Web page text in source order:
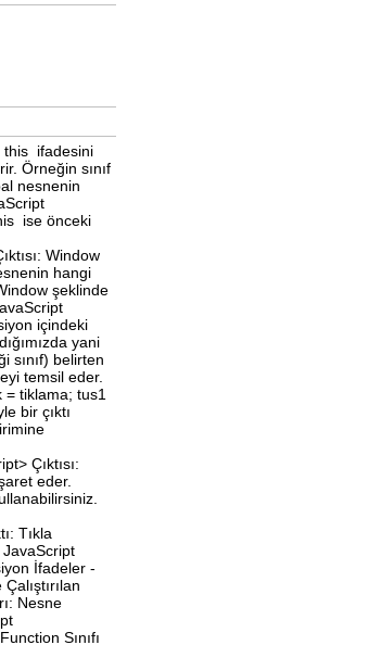
this ifadesini
Örneğin sınıf
nesnenin
ise önceki
Window
hangi
şeklinde
içindeki
yani
sınıf) belirten
temsil eder.
tiklama; tus1
bir çıktı
Çıktısı:
eder.
Tıkla
JavaScript
İfadeler -
Nesne
Sınıfı